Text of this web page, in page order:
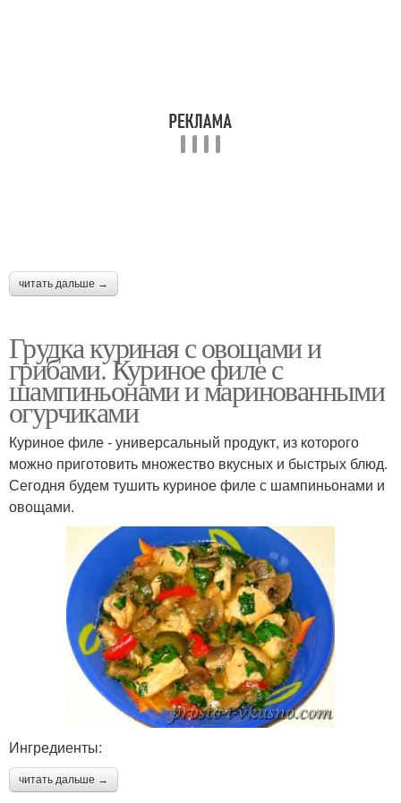
читать дальше →
Грудка куриная с овощами и
грибами. Куриное филе с
шампиньонами и маринованными
огурчиками
Куриное филе - универсальный продукт, из которого
можно приготовить множество вкусных и быстрых блюд.
Сегодня будем тушить куриное филе с шампиньонами и
овощами.
Ингредиенты:
читать дальше →